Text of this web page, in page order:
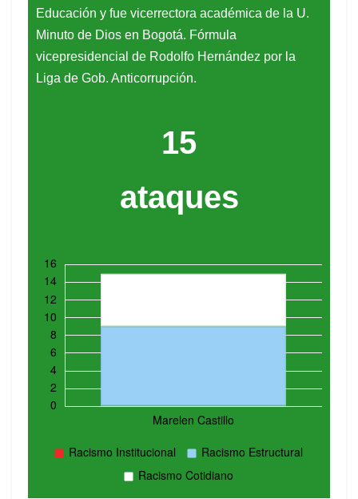
Educación y fue vicerrectora académica de la U.
Minuto de Dios en Bogotá. Fórmula
vicepresidencial de Rodolfo Hernández por la
Liga de Gob. Anticorrupción.
15
ataques